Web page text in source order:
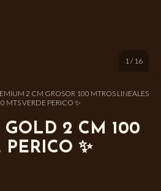
1/ 16
2 CM GROSOR 100 MTROS LINEALES
MTS VERDE PERICO ✨
GOLD 2 CM 100
PERICO ✨